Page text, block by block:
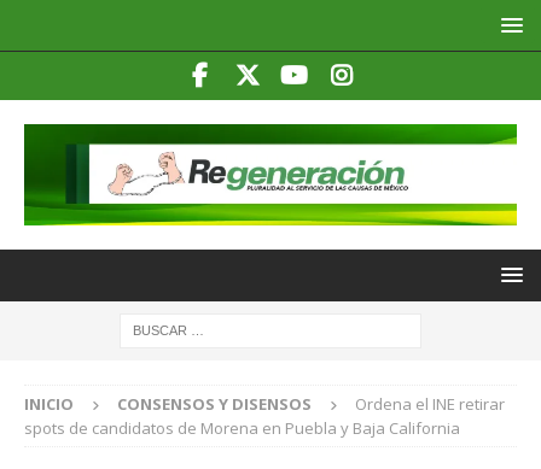
INICIO CONSENSOS Y DISENSOS
Ordena el INE retirar
spots de candidatos de Morena en Puebla y Baja California